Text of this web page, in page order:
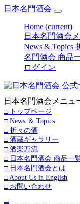
日本名門酒会
Home (current)
日本名門酒会
News & Topics
名門酒会 商品
ログイン
日本名門酒会メニュ
□ トップページ
□ News ＆ Topics
□ 折々の酒
□ 酒蔵ギャラリー
□ 酒楽万流
□ 日本名門酒会 商品一
□ 日本名門酒会とは
□ About Us in English
□ お問い合わせ